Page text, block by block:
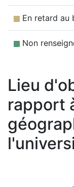
En retard au
Non
Lieu
rapport